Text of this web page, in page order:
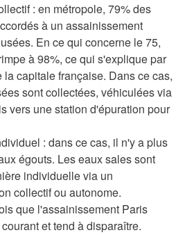
: en métropole, 79% des
à un assainissement
En ce qui concerne le 75,
à 98%, ce qui s'explique par
capitale française. Dans ce cas,
sont collectées, véhiculées via
vers une station d'épuration pour
: dans ce cas, il n'y a plus
égouts. Les eaux sales sont
individuelle via un
collectif ou autonome.
que l'assainissement Paris
et tend à disparaître.